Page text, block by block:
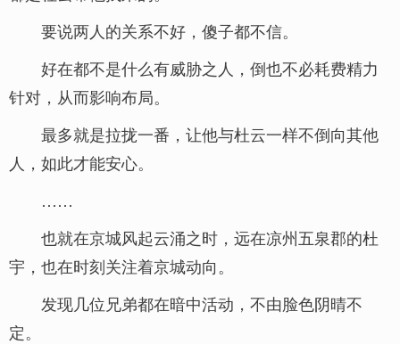
要说两人的关系不好，傻子都不信。
好在都不是什么有威胁之人，倒也不必耗费精力
针对，从而影响布局。
最多就是拉拢一番，让他与杜云一样不倒向其他
人，如此才能安心。
……
也就在京城风起云涌之时，远在凉州五泉郡的杜
宇，也在时刻关注着京城动向。
发现几位兄弟都在暗中活动，不由脸色阴晴不
定。